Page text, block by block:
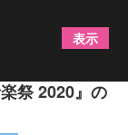
ンスターハン
祭 2020』の
表示